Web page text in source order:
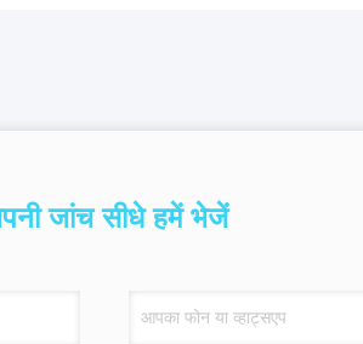
में से एक है, सेवा स्तर ब्रांड उद्यमों और संकेतों की
हमारा खुद से अनुरोध है।
ने एक वैज्ञानिक, मानकीकृत सर्विस कमांड सेंटर की